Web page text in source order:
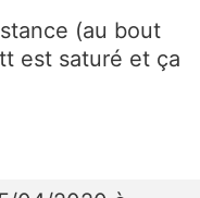
(au bout
est saturé et ça